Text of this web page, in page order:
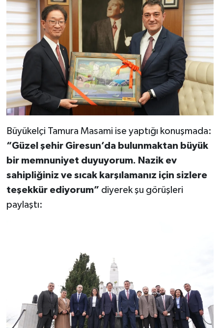
Büyükelçi Tamura Masami ise yaptığı konuşmada:
“Güzel şehir Giresun’da bulunmaktan büyük
bir memnuniyet duyuyorum. Nazik ev
sahipliğiniz ve sıcak karşılamanız için sizlere
teşekkür ediyorum” diyerek şu görüşleri
paylaştı: